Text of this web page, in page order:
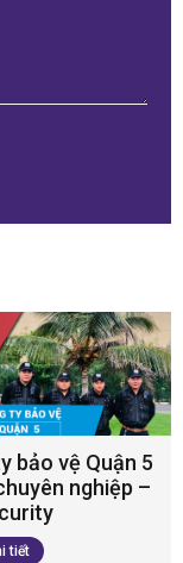
bảo vệ Quận 5
nghiệp –
tiết